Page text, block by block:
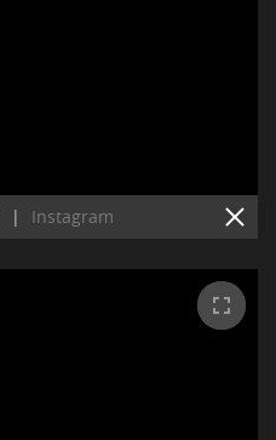
| Instagram